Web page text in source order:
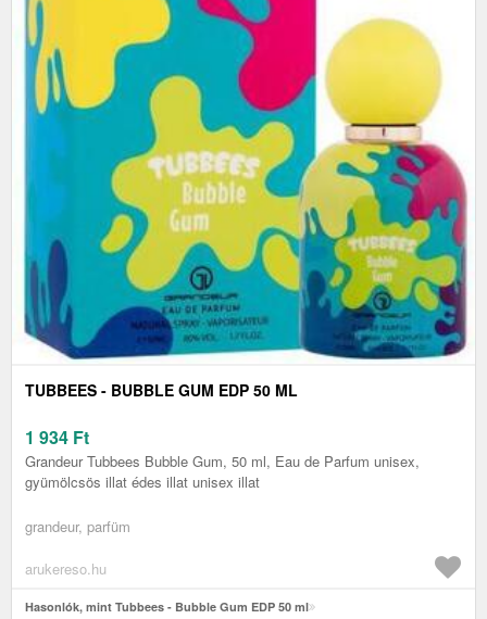
TUBBEES - BUBBLE GUM EDP 50 ML
1 934 Ft
Grandeur Tubbees Bubble Gum, 50 ml, Eau de Parfum unisex,
gyümölcsös illat édes illat unisex illat
grandeur, parfüm
arukereso.hu
Hasonlók, mint Tubbees - Bubble Gum EDP 50 ml